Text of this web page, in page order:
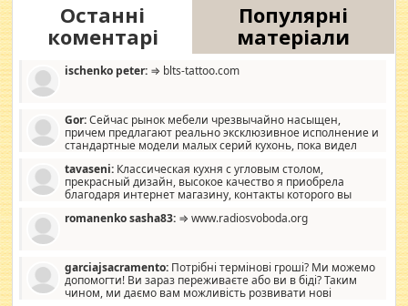
Останні
коментарі
Популярні
матеріали
ischenko peter: ⇒ blts-tattoo.com
Gor:Сейчас рынок мебели чрезвычайно насыщен,
причем предлагают реально эксклюзивное исполнение и
стандартные модели малых серий кухонь, пока видел
стандартные формы, в MebelOk, креативненько и что главное -
со вкусом все в порядке, без ненужных наворотов удорожающих
мебель, а это не последний фактор.
tavaseni: Классическая кухня с угловым столом,
прекрасный дизайн, высокое качество я приобрела
благодаря интернет магазину, контакты которого вы
romanenko sasha83: ⇒ www.radiosvoboda.org
garciajsacramento: Потрібні термінові гроші? Ми можемо
допомогти! Ви зараз переживаєте або ви в біді? Таким
чином, ми даємо вам можливість розвивати нові